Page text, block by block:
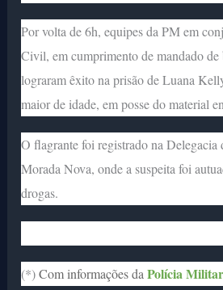
Por volta de 6h, equipes da PM em
Civil, em cumprimento de mandado de
lograram êxito na prisão de Luana
maior de idade, em posse do material
O flagrante foi registrado na
Morada Nova, onde a suspeita foi
drogas.
(*)Com informações daPolícia Militar